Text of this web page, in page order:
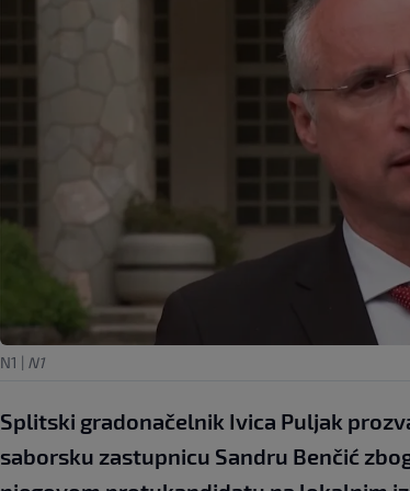
N1 | N1
Splitski gradonačelnik Ivica Puljak
saborsku zastupnicu Sandru Benčić